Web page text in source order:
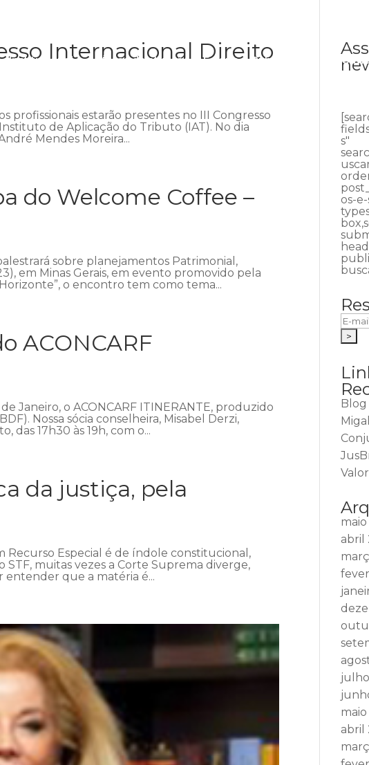
Institucional Áreas de atuação Equipe Publicações
Internacional Direito
profissionais estarão presentes no III Congresso
de Aplicação do Tributo (IAT). No dia
Mendes Moreira...
do Welcome Coffee –
sobre planejamentos Patrimonial,
em Minas Gerais, em evento promovido pela
o encontro tem como tema...
ACONCARF
Janeiro, o ACONCARF ITINERANTE, produzido
Nossa sócia conselheira, Misabel Derzi,
das 17h30 às 19h, com o...
da justiça, pela
Recurso Especial é de índole constitucional,
muitas vezes a Corte Suprema diverge,
que a matéria é...
s"
os-
Blog
abril
abril